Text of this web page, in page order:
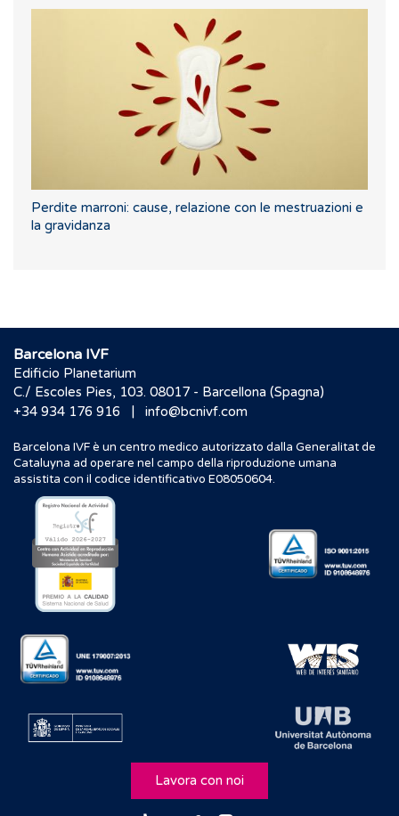
Perdite marroni: cause, relazione con le mestruazioni e
la gravidanza
Barcelona IVF
Edificio Planetarium
C./ Escoles Pies, 103. 08017 - Barcellona (Spagna)
+34 934 176 916
| info@bcnivf.com
Barcelona IVF è un centro medico autorizzato dalla Generalitat de
Cataluyna ad operare nel campo della riproduzione umana
assistita con il codice identificativo E08050604.
Lavora con noi